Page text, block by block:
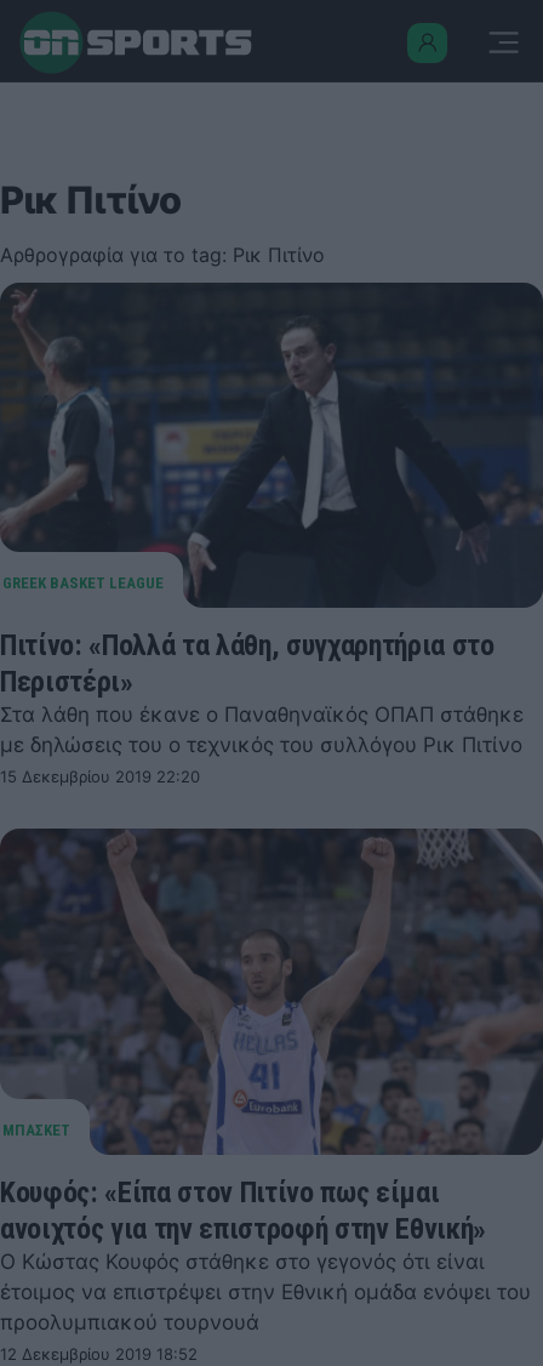
Ρικ Πιτίνο
Αρθρογραφία για το tag: Ρικ Πιτίνο
Πιτίνο: «Πολλά τα λάθη, συγχαρητήρια στο
Περιστέρι»
Στα λάθη που έκανε ο Παναθηναϊκός ΟΠΑΠ στάθηκε
με δηλώσεις του ο τεχνικός του συλλόγου Ρικ Πιτίνο
15 Δεκεμβρίου 2019 22:20
Κουφός: «Είπα στον Πιτίνο πως είμαι
ανοιχτός για την επιστροφή στην Εθνική»
Ο Κώστας Κουφός στάθηκε στο γεγονός ότι είναι
έτοιμος να επιστρέψει στην Εθνική ομάδα ενόψει του
προολυμπιακού τουρνουά
12 Δεκεμβρίου 2019 18:52